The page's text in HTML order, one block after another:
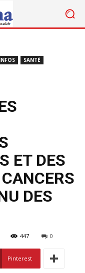
INFOS
SANTÉ
ET DES
DES
447 0
Pinterest